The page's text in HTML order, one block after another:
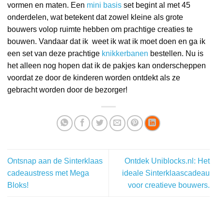
vormen en maten. Een mini basis set begint al met 45
onderdelen, wat betekent dat zowel kleine als grote
bouwers volop ruimte hebben om prachtige creaties te
bouwen. Vandaar dat ik weet ik wat ik moet doen en ga ik
een set van deze prachtige knikkerbanen bestellen. Nu is
het alleen nog hopen dat ik de pakjes kan onderscheppen
voordat ze door de kinderen worden ontdekt als ze
gebracht worden door de bezorger!
Ontsnap aan de Sinterklaas
cadeaustress met Mega
Bloks!
Ontdek Uniblocks.nl: Het
ideale Sinterklaascadeau
voor creatieve bouwers.